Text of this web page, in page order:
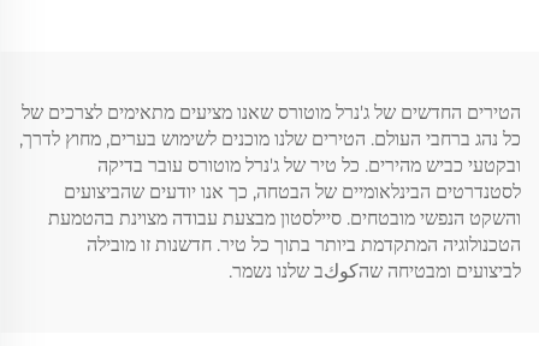
הטירים החדשים של ג'נרל מוטורס שאנו מציעים מתאימים לצרכים של
כל נהג ברחבי העולם. הטירים שלנו מוכנים לשימוש בערים, מחוץ לדרך,
ובקטעי כביש מהירים. כל טיר של ג'נרל מוטורס עובר בדיקה
לסטנדרטים הבינלאומיים של הבטחה, כך אנו יודעים שהביצועים
והשקט הנפשי מובטחים. סיילסטון מבצעת עבודה מצוינת בהטמעת
הטכנולוגיה המתקדמת ביותר בתוך כל טיר. חדשנות זו מובילה
לביצועים ומבטיחה שהكوكב שלנו נשמר.